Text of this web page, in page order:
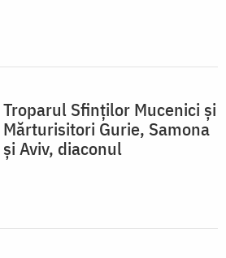
Troparul Sfinţilor Mucenici şi
Mărturisitori Gurie, Samona
şi Aviv, diaconul